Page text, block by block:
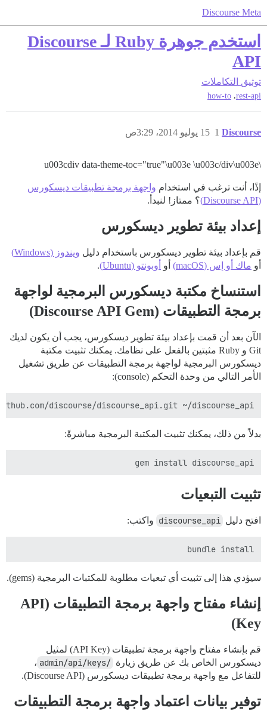
Discourse Meta
استخدم جوهرة Ruby لـ Discourse
API
توثيق التكاملات
rest-api
,
how-to
Discourse 15 يوليو 2014، 3:29ص 1
\u003cdiv data-theme-toc="true"\u003e \u003c/div\u003e
إذًا، أنت ترغب في استخدام واجهة برمجة تطبيقات ديسكورس
(Discourse API)
؟ ممتاز! لنبدأ.
إعداد بيئة تطوير ديسكورس
قم بإعداد بيئة تطوير ديسكورس باستخدام دليل ويندوز (Windows)
أو ماك أو إس (macOS) أو أوبونتو (Ubuntu) .
استنساخ مكتبة ديسكورس البرمجية لواجهة
برمجة التطبيقات (Discourse API Gem)
الآن بعد أن قمت بإعداد بيئة تطوير ديسكورس، يجب أن يكون لديك
Git و Ruby مثبتين بالفعل على نظامك. يمكنك تثبيت مكتبة
ديسكورس البرمجية لواجهة برمجة التطبيقات عن طريق تشغيل
الأمر التالي من وحدة التحكم (console):
discourse/discourse_api.git ~/discourse_api
بدلاً من ذلك، يمكنك تثبيت المكتبة البرمجية مباشرةً:
gem install discourse_api
تثبيت التبعيات
افتح دليل discourse_api واكتب:
bundle install
سيؤدي هذا إلى تثبيت أي تبعيات مطلوبة للمكتبات البرمجية (gems).
إنشاء مفتاح واجهة برمجة التطبيقات (API
Key)
قم بإنشاء مفتاح واجهة برمجة تطبيقات (API Key) لمثيل
ديسكورس الخاص بك عن طريق زيارة /admin/api/keys
،
للتفاعل مع واجهة برمجة تطبيقات ديسكورس (Discourse API).
توفير بيانات اعتماد واجهة برمجة التطبيقات